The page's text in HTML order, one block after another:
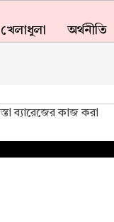
খেলাধুলা অর্থনীতি
ব্যারেজের কাজ করা